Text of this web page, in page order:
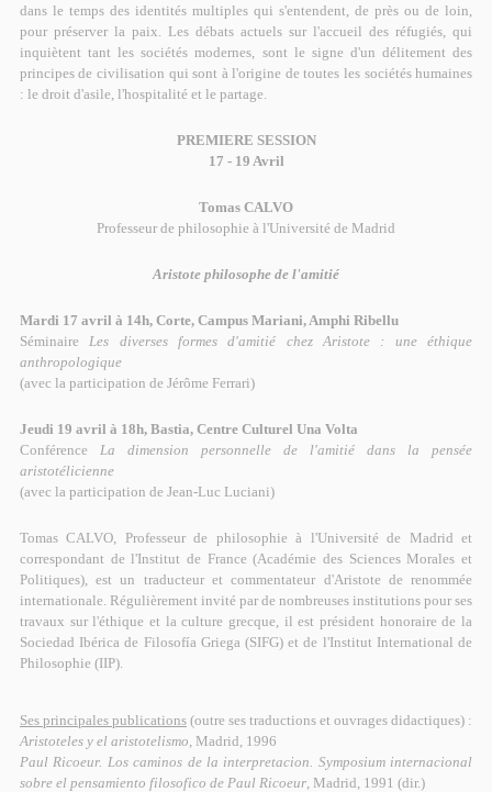
dans le temps des identités multiples qui s'entendent, de près ou de loin,
pour préserver la paix. Les débats actuels sur l'accueil des réfugiés, qui
inquiètent tant les sociétés modernes, sont le signe d'un délitement des
principes de civilisation qui sont à l'origine de toutes les sociétés humaines
: le droit d'asile, l'hospitalité et le partage.
PREMIERE SESSION
17 - 19 Avril
Tomas CALVO
Professeur de philosophie à l'Université de Madrid
Aristote philosophe de l'amitié
Mardi 17 avril à 14h, Corte, Campus Mariani, Amphi Ribellu
SéminaireLes diverses formes d'amitié chez Aristote : une éthique
anthropologique
(avec la participation de Jérôme Ferrari)
Jeudi 19 avril à 18h, Bastia, Centre Culturel Una Volta
Conférence La dimension personnelle de l'amitié dans la pensée
aristotélicienne
(avec la participation de Jean-Luc Luciani)
Tomas CALVO, Professeur de philosophie à l'Université de Madrid et
correspondant de l'Institut de France (Académie des Sciences Morales et
Politiques), est un traducteur et commentateur d'Aristote de renommée
internationale. Régulièrement invité par de nombreuses institutions pour ses
travaux sur l'éthique et la culture grecque, il est président honoraire de la
Sociedad Ibérica de Filosofía Griega (SIFG) et de l'Institut International de
Philosophie (IIP).
Ses principales publications(outre ses traductions et ouvrages didactiques) :
Aristoteles y el aristotelismo, Madrid, 1996
Paul Ricoeur. Los caminos de la interpretacion. Symposium internacional
sobre el pensamiento filosofico de Paul Ricoeur, Madrid, 1991 (dir.)